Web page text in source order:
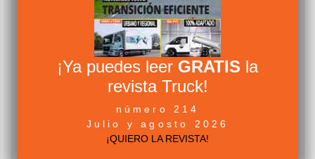
¡Ya puedes leer GRATIS la
revista Truck!
número 214
Julio y agosto 2026
¡QUIERO LA REVISTA!